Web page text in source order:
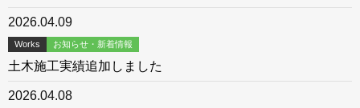
2026.04.09
Works お知らせ・新着情報
土木施工実績追加しました
2026.04.08